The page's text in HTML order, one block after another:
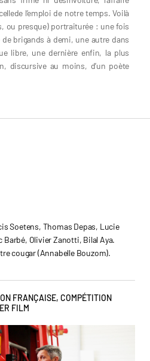
l’emploi de notre temps. Voilà
ou presque) portraiturée : une fois
brigands à demi, une autre dans
libre, une dernière enfin, la plus
discursive au moins, d’un poète
Soetens, Thomas Depas, Lucie
Barbé, Olivier Zanotti, Bilal Aya.
cougar (Annabelle Bouzom).
FRANÇAISE, COMPÉTITION
FILM